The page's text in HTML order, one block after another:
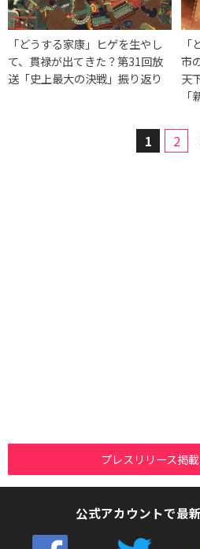
「どうする家康」ヒゲを生やし
て、貫禄が出てきた？第31回放
送「史上最大の決戦」振り返り
市
天
1 2
プレスリリース掲
公式アカウントで最